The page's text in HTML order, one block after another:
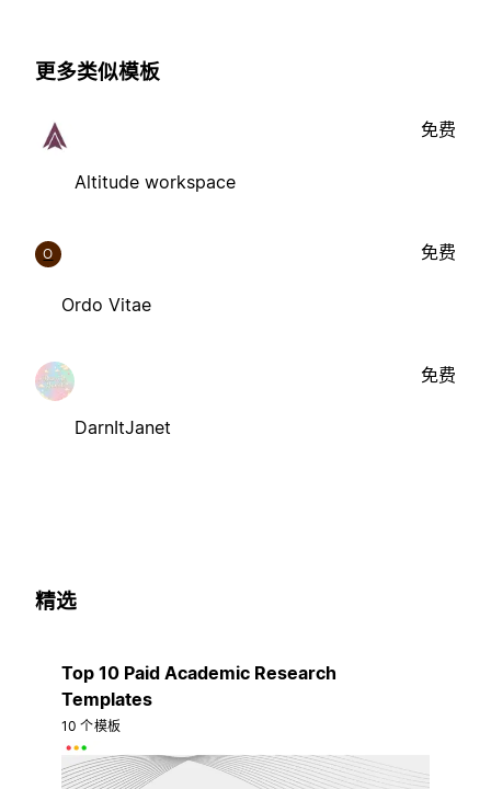
更多类似模板
Altitude workspace
免费
O
Ordo Vitae
免费
DarnItJanet
免费
精选
Top 10 Paid Academic Research
Templates
10 个模板